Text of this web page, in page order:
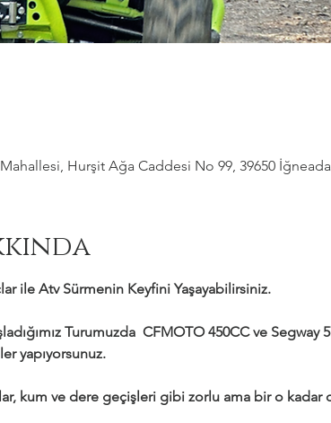
Hurşit Ağa Caddesi No 99, 39650
ile Atv Sürmenin Keyfini Yaşayabilirsiniz.
Turumuzda  CFMOTO 450CC ve
yapıyorsunuz.
kum ve dere geçişleri gibi zorlu ama bir o kadar